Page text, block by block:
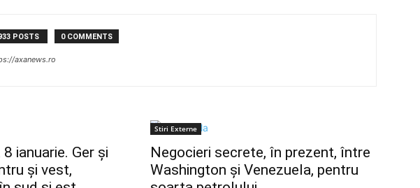
POSTS 0 COMMENTS
axanews.ro
ianuarie. Ger și
și vest,
Stiri Externe
Negocieri secrete, în prezent, între
Washington și Venezuela, pentru